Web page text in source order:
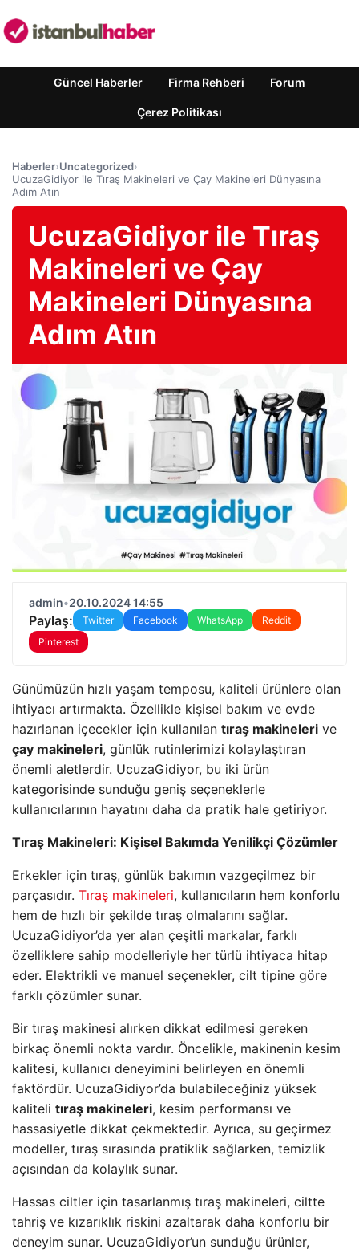
Güncel Haberler Firma Rehberi Forum
Çerez Politikası
Haberler›Uncategorized›
UcuzaGidiyor ile Tıraş Makineleri ve Çay Makineleri Dünyasına
Adım Atın
UcuzaGidiyor ile Tıraş
Makineleri ve Çay
Makineleri Dünyasına
Adım Atın
admin•20.10.2024 14:55
Paylaş: Twitter Facebook WhatsApp
Reddit
Pinterest
Günümüzün hızlı yaşam temposu, kaliteli ürünlere olan
ihtiyacı artırmakta. Özellikle kişisel bakım ve evde
hazırlanan içecekler için kullanılan tıraş makineleri ve
çay makineleri, günlük rutinlerimizi kolaylaştıran
önemli aletlerdir. UcuzaGidiyor, bu iki ürün
kategorisinde sunduğu geniş seçeneklerle
kullanıcılarının hayatını daha da pratik hale getiriyor.
Tıraş Makineleri: Kişisel Bakımda Yenilikçi Çözümler
Erkekler için tıraş, günlük bakımın vazgeçilmez bir
parçasıdır. Tıraş makineleri, kullanıcıların hem konforlu
hem de hızlı bir şekilde tıraş olmalarını sağlar.
UcuzaGidiyor’da yer alan çeşitli markalar, farklı
özelliklere sahip modelleriyle her türlü ihtiyaca hitap
eder. Elektrikli ve manuel seçenekler, cilt tipine göre
farklı çözümler sunar.
Bir tıraş makinesi alırken dikkat edilmesi gereken
birkaç önemli nokta vardır. Öncelikle, makinenin kesim
kalitesi, kullanıcı deneyimini belirleyen en önemli
faktördür. UcuzaGidiyor’da bulabileceğiniz yüksek
kaliteli tıraş makineleri, kesim performansı ve
hassasiyetle dikkat çekmektedir. Ayrıca, su geçirmez
modeller, tıraş sırasında pratiklik sağlarken, temizlik
açısından da kolaylık sunar.
Hassas ciltler için tasarlanmış tıraş makineleri, ciltte
tahriş ve kızarıklık riskini azaltarak daha konforlu bir
deneyim sunar. UcuzaGidiyor’un sunduğu ürünler,